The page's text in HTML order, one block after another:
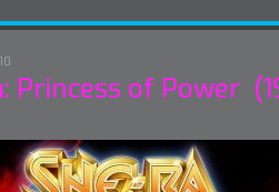
Princess of Power